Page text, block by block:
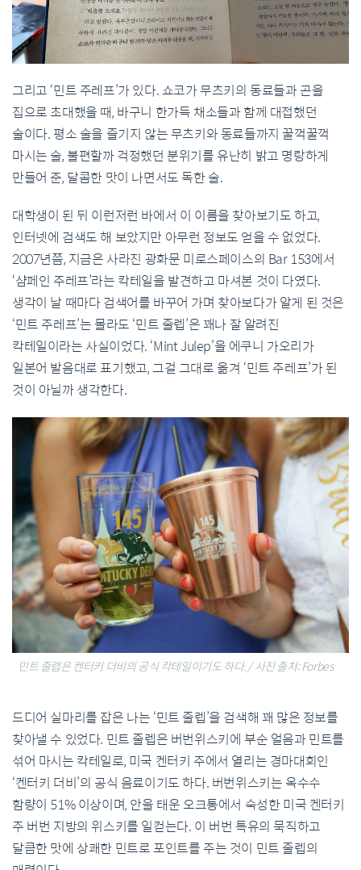
그리고 ‘민트 주레프’가 있다. 쇼코가 무츠키의 동료들과 곤을
집으로 초대했을 때, 바구니 한가득 채소들과 함께 대접했던
술이다. 평소 술을 즐기지 않는 무츠키와 동료들까지 꿀꺽꿀꺽
마시는 술, 불편할까 걱정했던 분위기를 유난히 밝고 명랑하게
만들어 준, 달콤한 맛이 나면서도 독한 술.
대학생이 된 뒤 이런저런 바에서 이 이름을 찾아보기도 하고,
인터넷에 검색도 해 보았지만 아무런 정보도 얻을 수 없었다.
2007년쯤, 지금은 사라진 광화문 미로스페이스의 Bar 153에서
‘샴페인 주레프’라는 칵테일을 발견하고 마셔본 것이 다였다.
생각이 날 때마다 검색어를 바꾸어 가며 찾아보다가 알게 된 것은
‘민트 주레프’는 몰라도 ‘민트 줄렙’은 꽤나 잘 알려진
칵테일이라는 사실이었다. ‘Mint Julep’을 에쿠니 가오리가
일본어 발음대로 표기했고, 그걸 그대로 옮겨 ‘민트 주레프’가 된
것이 아닐까 생각한다.
민트 줄렙은 켄터키 더비의 공식 칵테일이기도 하다. / 사진 출처: Forbes
드디어 실마리를 잡은 나는 ‘민트 줄렙’을 검색해 꽤 많은 정보를
찾아낼 수 있었다. 민트 줄렙은 버번위스키에 부순 얼음과 민트를
섞어 마시는 칵테일로, 미국 켄터키 주에서 열리는 경마대회인
‘켄터키 더비’의 공식 음료이기도 하다. 버번위스키는 옥수수
함량이 51% 이상이며, 안을 태운 오크통에서 숙성한 미국 켄터키
주 버번 지방의 위스키를 일컫는다. 이 버번 특유의 묵직하고
달큼한 맛에 상쾌한 민트로 포인트를 주는 것이 민트 줄렙의